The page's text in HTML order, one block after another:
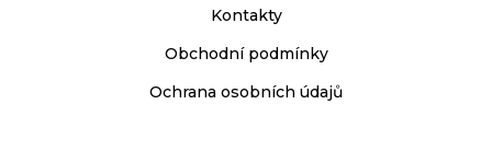
Kontakty
Obchodní podmínky
Ochrana osobních údajů